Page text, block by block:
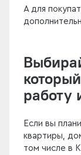
А для
работу
Если вы
квартиры,
том числе в